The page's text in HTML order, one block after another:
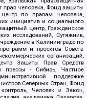
прав человека, Фонд защиты
центр по правам человека,
инициатив и социального
центр, Гражданское
исследований, Сутяжник,
в Калининграде по
и проектов Совета
организаций,
Защиты Прав Средств
прессы - Сибирь, Частное
поддержке
Северных Стран, Фонд
Человек и Закон,